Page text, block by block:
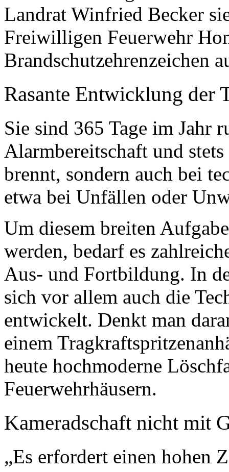
Landrat Winfried Becker
Freiwilligen Feuerwehr
Brandschutzehrenzeichen
Rasante Entwicklung der
Sie sind 365 Tage im Jahr
Alarmbereitschaft und
brennt, sondern auch bei
etwa bei Unfällen oder
Um diesem breiten
werden, bedarf es
Aus- und Fortbildung. In
sich vor allem auch die
entwickelt. Denkt man
einem
heute hochmoderne
Feuerwehrhäusern.
Kameradschaft nicht mit
„Es erfordert einen hohen